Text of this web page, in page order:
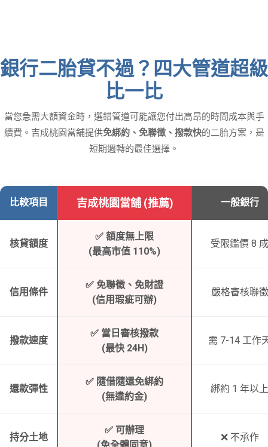
銀行二胎貸不過？四大管道超級
比一比
當您急需大額資金時，選錯管道可能讓您付出高昂的時間成本與手
續費。吉成桃園當舖提供免綁約、免聯徵、撥款快的二胎方案，是
短期週轉的最佳選擇。
比較項目 吉成桃園當舖 (推薦) 一般銀行
核貸額度
✅ 額度無上限
(最高市值 110%)
受限鑑價 8 成
信用條件
✅ 免聯徵、免財證
(信用瑕疵可辦)
嚴格審核聯徵
撥款速度
✅ 當日審核撥款
(最快 24H)
需 7-14 工作
還款彈性
✅ 隨借隨還免綁約
(無違約金)
綁約 1 年以上
持分土地
✅ 可辦理
❌ 不承作